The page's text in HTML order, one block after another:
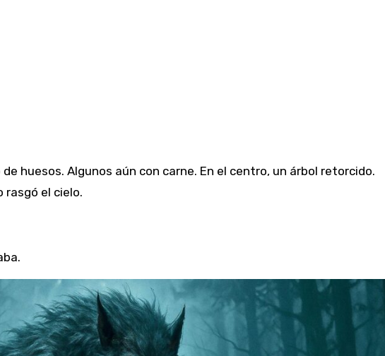
huesos. Algunos aún con carne. En el centro, un árbol retorcido.
rasgó el cielo.